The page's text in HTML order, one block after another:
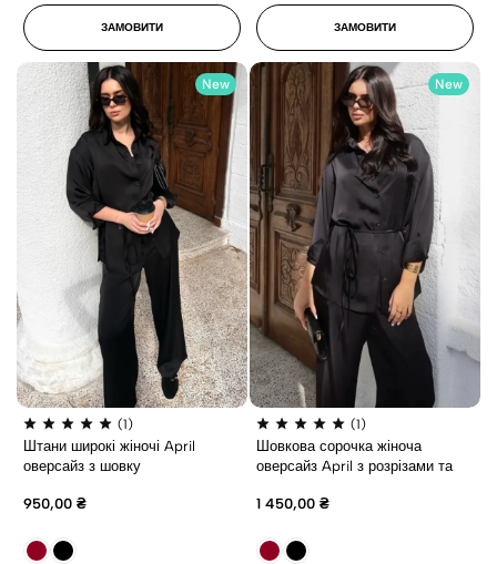
ЗАМОВИТИ ЗАМОВИТИ
New
(1)
Штани широкі жіночі April
оверсайз з шовку
950,00 ₴
New
(1)
Шовкова сорочка жіноча
оверсайз April з розрізами та
1 450,00 ₴